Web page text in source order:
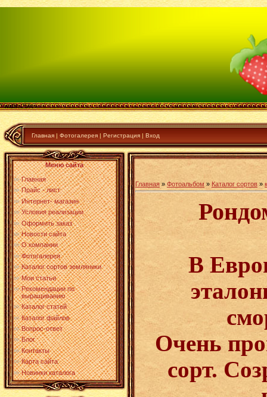
" width:25%>
Главная | Фотогалерея | Регистрация | Вход
Меню сайта
Главная
Прайс - лист
Интернет- магазин
Условия реализации
Оформить заказ
Новости сайта
О компании
Фотогалерея
Каталог сортов земляники
Мои статьи
Рекомендации по
выращиванию
Каталог статей
Каталог файлов
Вопрос-ответ
Блог
Контакты
Карта сайта
Новинки каталога
Главная » Фотоальбом » Каталог сортов »
В
Очень
сорт.